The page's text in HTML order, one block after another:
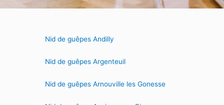
Nid de guêpes Andilly
Nid de guêpes Argenteuil
Nid de guêpes Arnouville les Gonesse